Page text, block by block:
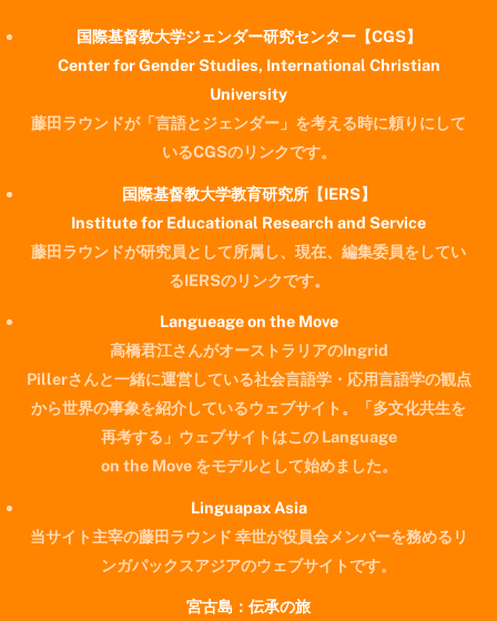
国際基督教大学ジェンダー研究センター【CGS】
Center for Gender Studies, International Christian
University
藤田ラウンドが「言語とジェンダー」を考える時に頼りにして
いるCGSのリンクです。
国際基督教大学教育研究所【IERS】
Institute for Educational Research and Service
藤田ラウンドが研究員として所属し、現在、編集委員をしてい
るIERSのリンクです。
Langueage on the Move
高橋君江さんがオーストラリアのIngrid
Pillerさんと一緒に運営している社会言語学・応用言語学の観点
から世界の事象を紹介しているウェブサイト。「多文化共生を
再考する」ウェブサイトはこの Language
on the Move をモデルとして始めました。
Linguapax Asia
当サイト主宰の藤田ラウンド 幸世が役員会メンバーを務めるリ
ンガパックスアジアのウェブサイトです。
宮古島：伝承の旅